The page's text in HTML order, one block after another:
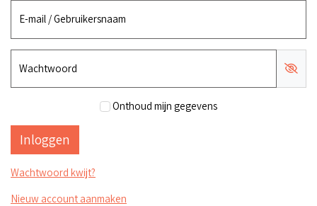
E-mail / Gebruikersnaam
Wachtwoord
Onthoud mijn gegevens
Wachtwoord kwijt?
Nieuw account aanmaken